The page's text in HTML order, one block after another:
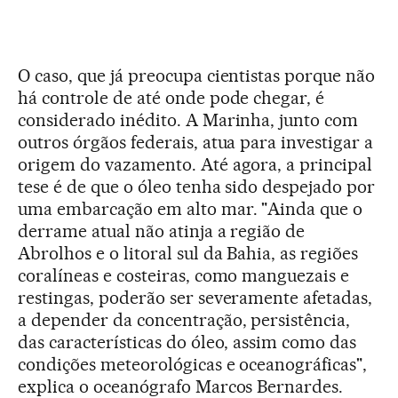
O caso, que já preocupa cientistas porque não
há controle de até onde pode chegar, é
considerado inédito. A Marinha, junto com
outros órgãos federais, atua para investigar a
origem do vazamento. Até agora, a principal
tese é de que o óleo tenha sido despejado por
uma embarcação em alto mar. "Ainda que o
derrame atual não atinja a região de
Abrolhos e o litoral sul da Bahia, as regiões
coralíneas e costeiras, como manguezais e
restingas, poderão ser severamente afetadas,
a depender da concentração, persistência,
das características do óleo, assim como das
condições meteorológicas e oceanográficas",
explica o oceanógrafo Marcos Bernardes.